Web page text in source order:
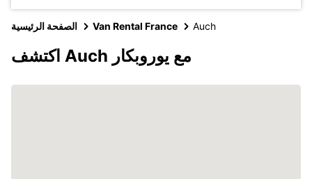
الصفحة الرئيسية Van Rental France Auch
اكتشف Auch مع يوروبكار